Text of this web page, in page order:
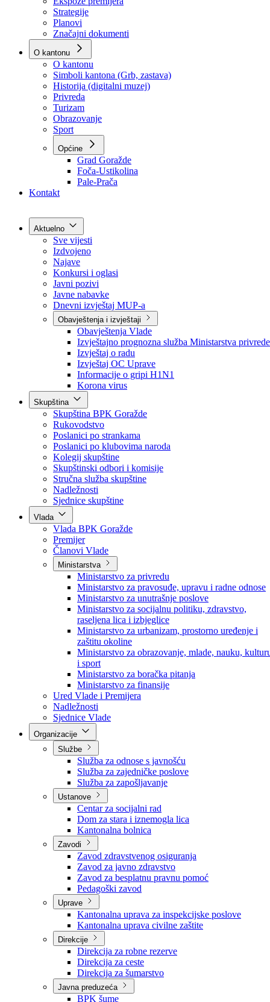
Poslovnik
Program rada Vlade
Ekspoze premijera
Strategije
Planovi
Značajni dokumenti
O kantonu
O kantonu
Simboli kantona (Grb, zastava)
Historija (digitalni muzej)
Privreda
Turizam
Obrazovanje
Sport
Općine
Kontakt
Aktuelno
Sve vijesti
Izdvojeno
Najave
Konkursi i oglasi
Javni pozivi
Javne nabavke
Dnevni izvještaj MUP-a
Obavještenja i izvještaji
Obavještenja Vlade
Izvještajno prognozna služba Ministarstva privrede
Izvještaj o radu
Izvještaj OC Uprave
Informacije o gripi H1N1
Korona virus
Skupština
Skupština BPK Goražde
Rukovodstvo
Poslanici po strankama
Poslanici po klubovima naroda
Kolegij skupštine
Skupštinski odbori i komisije
Stručna služba skupštine
Nadležnosti
Sjednice skupštine
Vlada
Vlada BPK Goražde
Premijer
Članovi Vlade
Ministarstva
Ministarstvo za privredu
Ministarstvo za pravosuđe, upravu i radne odnose
Ministarstvo za unutrašnje poslove
Ministarstvo za socijalnu politiku, zdravstvo,
raseljena lica i izbjeglice
Ministarstvo za urbanizam, prostorno uređenje i
zaštitu okoline
Ministarstvo za obrazovanje, mlade, nauku,
i sport
Ministarstvo za boračka pitanja
Ministarstvo za finansije
Ured Vlade i Premijera
Nadležnosti
Sjednice Vlade
Službe
Služba za odnose s javnošću
Služba za zajedničke poslove
Služba za zapošljavanje
Ustanove
Centar za socijalni rad
Dom za stara i iznemogla lica
Kantonalna bolnica
Zavodi
Zavod zdravstvenog osiguranja
Zavod za javno zdravstvo
Zavod za besplatnu pravnu pomoć
Pedagoški zavod
Uprave
Kantonalna uprava za inspekcijske poslove
Kantonalna uprava civilne zaštite
Direkcije
Direkcija za robne rezerve
Direkcija za ceste